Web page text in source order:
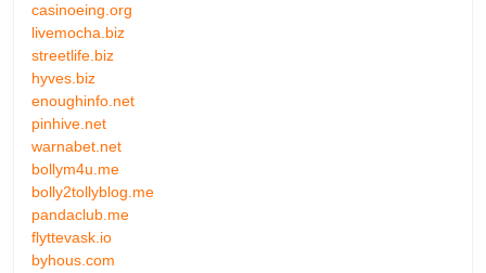
casinoeing.org
livemocha.biz
streetlife.biz
hyves.biz
enoughinfo.net
pinhive.net
warnabet.net
bollym4u.me
bolly2tollyblog.me
pandaclub.me
flyttevask.io
byhous.com